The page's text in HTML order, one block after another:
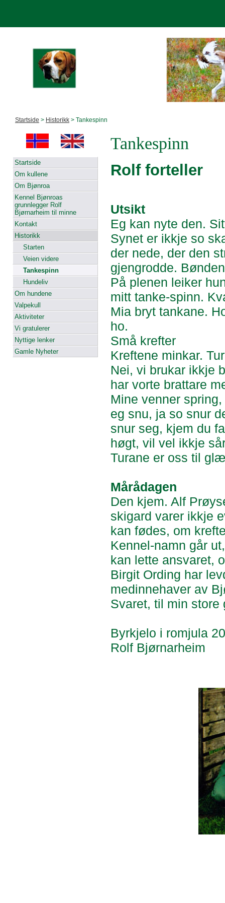
Startside > Historikk > Tankespinn
Startside
Om kullene
Om Bjønroa
Kennel Bjønroas
grunnlegger Rolf
Bjørnarheim til minne
Kontakt
Historikk
Starten
Veien videre
Tankespinn
Hundeliv
Om hundene
Valpekull
Aktiviteter
Vi gratulerer
Nyttige lenker
Gamle Nyheter
Tankespinn
Rolf forteller
Utsikt
Eg kan nyte den.
Synet er ikkje so
der nede, der den
gjengrodde.
På plenen leiker
mitt tanke-spinn.
Mia bryt tankane.
ho.
Små krefter
Kreftene minkar.
Nei, vi brukar ikkje
har vorte brattare
Mine venner
eg snu, ja so snur
snur seg, kjem du
høgt, vil vel ikkje
Turane er oss til
Mårådagen
Den kjem. Alf
skigard varer ikkje
kan fødes, om
Kennel-namn går
kan lette ansvaret,
Birgit Ording har
medinnehaver av
Svaret, til min
Byrkjelo i romjula
Rolf Bjørnarheim